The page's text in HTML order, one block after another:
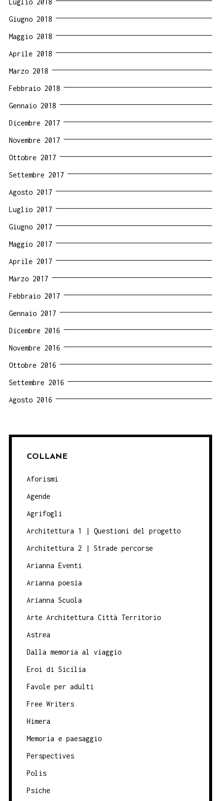
Giugno 2018
Maggio 2018
Aprile 2018
Marzo 2018
Febbraio 2018
Gennaio 2018
Dicembre 2017
Novembre 2017
Ottobre 2017
Settembre 2017
Agosto 2017
Luglio 2017
Giugno 2017
Maggio 2017
Aprile 2017
Marzo 2017
Febbraio 2017
Gennaio 2017
Dicembre 2016
Novembre 2016
Ottobre 2016
Settembre 2016
Agosto 2016
COLLANE
Aforismi
Agende
Agrifogli
Architettura 1 | Questioni del progetto
Architettura 2 | Strade percorse
Arianna Eventi
Arianna poesia
Arianna Scuola
Arte Architettura Città Territorio
Astrea
Dalla memoria al viaggio
Eroi di Sicilia
Favole per adulti
Free Writers
Himera
Memoria e paesaggio
Perspectives
Polis
Psiche